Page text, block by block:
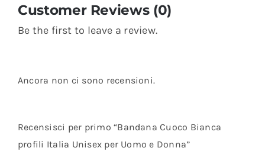
Customer Reviews (0)
Be the first to leave a review.
Ancora non ci sono recensioni.
Recensisci per primo “Bandana Cuoco Bianca
profili Italia Unisex per Uomo e Donna”